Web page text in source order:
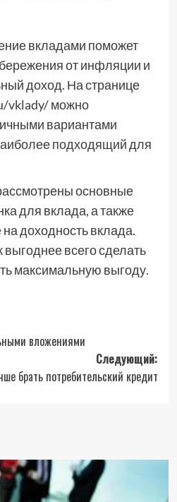
вкладами поможет
от инфляции и
доход. На странице
vklady/ можно
вариантами
подходящий для
основные
для вклада, а также
доходность вклада.
выгоднее всего сделать
максимальную выгоду.
вложениями
Следующий:
брать потребительский кредит